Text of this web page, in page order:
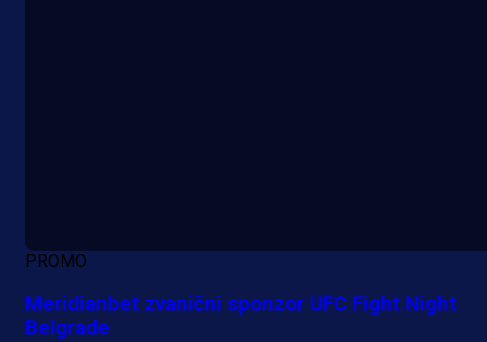
PROMO
Meridianbet zvanični sponzor UFC Fight Night
Belgrade